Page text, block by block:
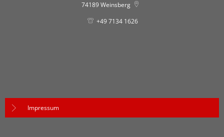
74189Weinsberg
+49 7134 1626
Impressum